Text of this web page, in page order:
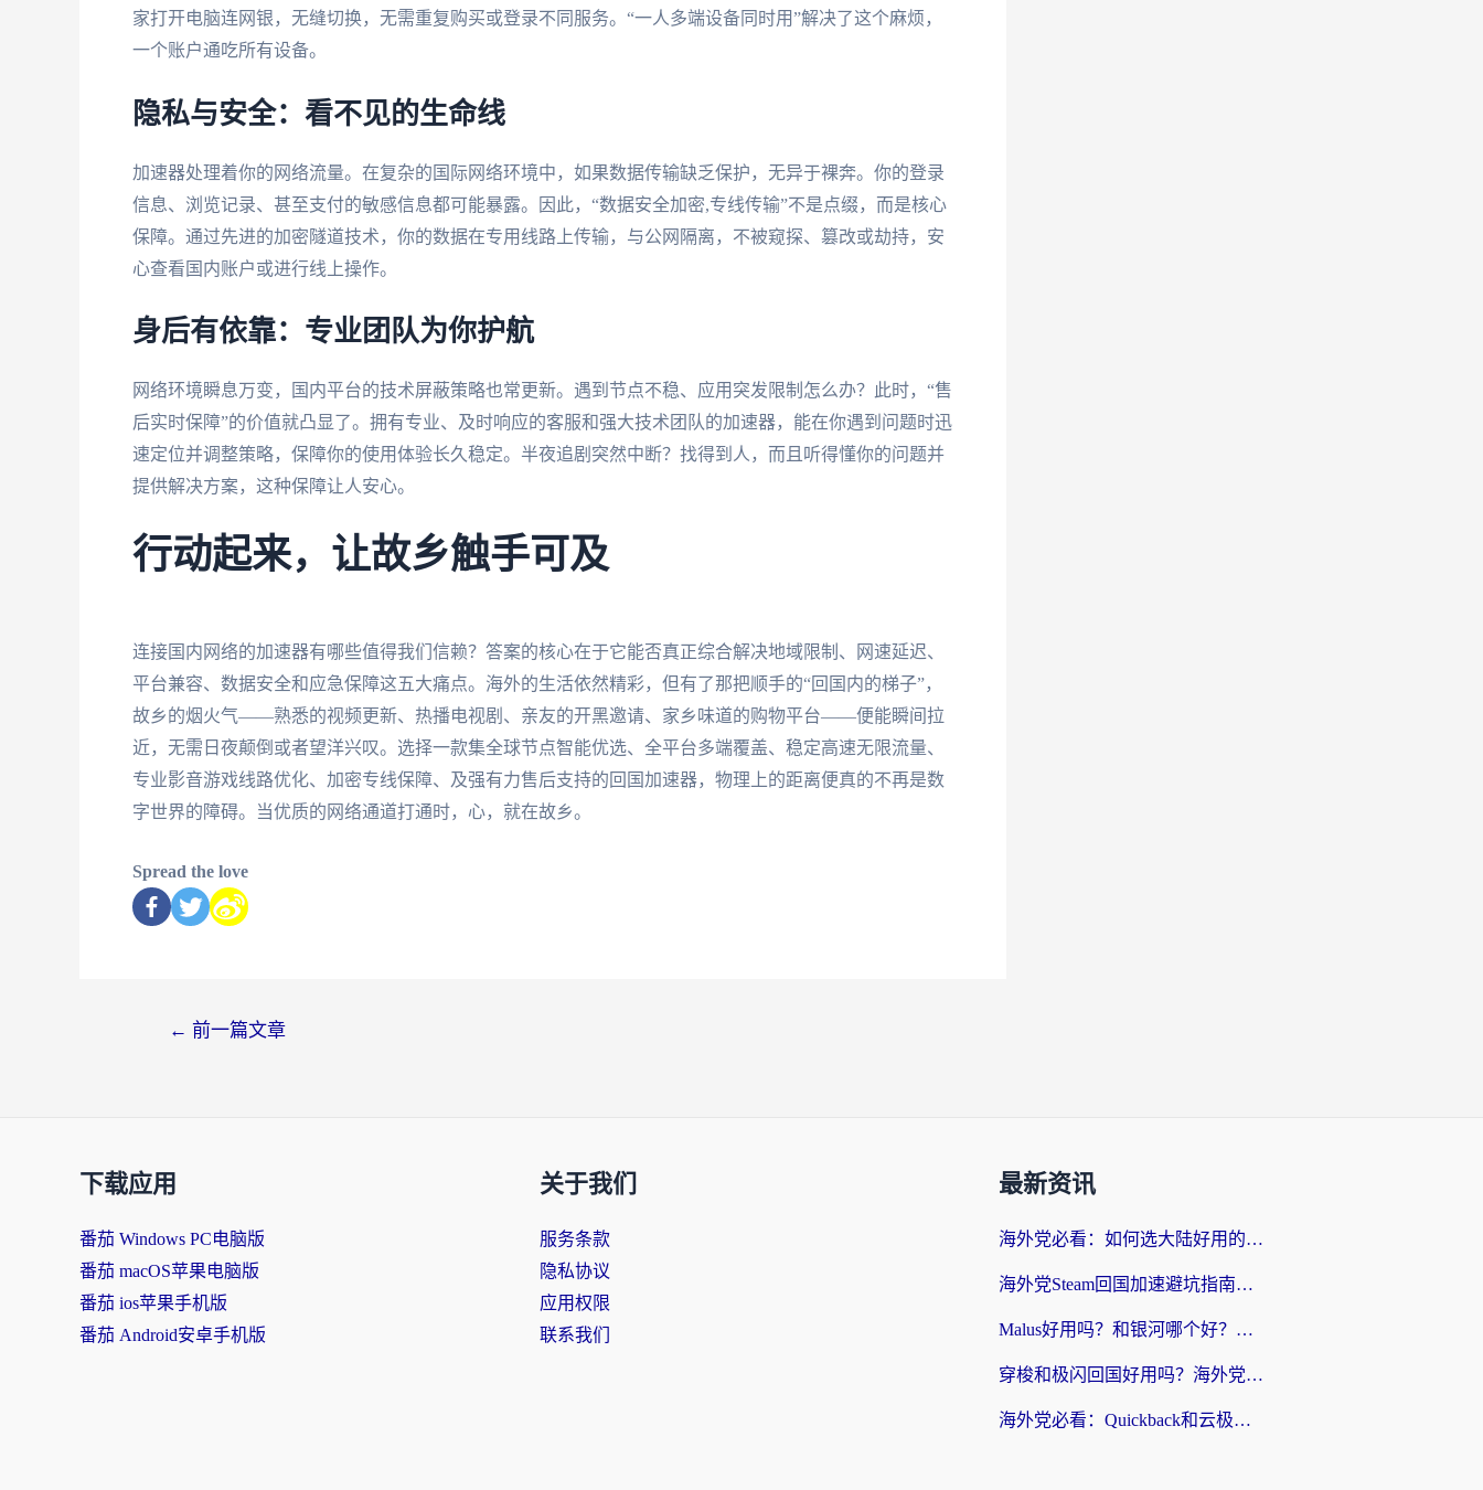
家打开电脑连网银，无缝切换，无需重复购买或登录不同服务。“一人多端设备同时用”解决了这个麻烦，
一个账户通吃所有设备。
隐私与安全：看不见的生命线
加速器处理着你的网络流量。在复杂的国际网络环境中，如果数据传输缺乏保护，无异于裸奔。你的登录
信息、浏览记录、甚至支付的敏感信息都可能暴露。因此，“数据安全加密,专线传输”不是点缀，而是核心
保障。通过先进的加密隧道技术，你的数据在专用线路上传输，与公网隔离，不被窥探、篡改或劫持，安
心查看国内账户或进行线上操作。
身后有依靠：专业团队为你护航
网络环境瞬息万变，国内平台的技术屏蔽策略也常更新。遇到节点不稳、应用突发限制怎么办？此时，“售
后实时保障”的价值就凸显了。拥有专业、及时响应的客服和强大技术团队的加速器，能在你遇到问题时迅
速定位并调整策略，保障你的使用体验长久稳定。半夜追剧突然中断？找得到人，而且听得懂你的问题并
提供解决方案，这种保障让人安心。
行动起来，让故乡触手可及
连接国内网络的加速器有哪些值得我们信赖？答案的核心在于它能否真正综合解决地域限制、网速延迟、
平台兼容、数据安全和应急保障这五大痛点。海外的生活依然精彩，但有了那把顺手的“回国内的梯子”，
故乡的烟火气——熟悉的视频更新、热播电视剧、亲友的开黑邀请、家乡味道的购物平台——便能瞬间拉
近，无需日夜颠倒或者望洋兴叹。选择一款集全球节点智能优选、全平台多端覆盖、稳定高速无限流量、
专业影音游戏线路优化、加密专线保障、及强有力售后支持的回国加速器，物理上的距离便真的不再是数
字世界的障碍。当优质的网络通道打通时，心，就在故乡。
Spread the love
← 前一篇文章
下载应用
番茄 Windows PC电脑版
番茄 macOS苹果电脑版
番茄 ios苹果手机版
番茄 Android安卓手机版
关于我们
服务条款
隐私协议
应用权限
联系我们
最新资讯
海外党必看：如何选大陆好用的vpn？一篇解决你的回国访问难题
海外党Steam回国加速避坑指南：从延迟卡顿到无缝畅玩，我踩过的坑和最优解
Malus好用吗？和银河哪个好？海外党选回国加速器的避坑指南（附乌克兰玩国内游戏实测）
穿梭和极闪回国好用吗？海外党亲测4款加速器+1个隐藏宝藏
海外党必看：Quickback和云极好用吗？3招教你选对回国加速器（附PC端VPN实测对比）